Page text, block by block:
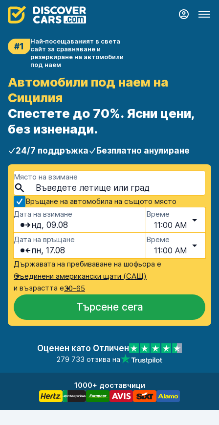
#1
Най‑посещаваният в света
сайт за сравняване и
резервиране на автомобили
под наем
Автомобили под наем на
Сицилия
Спестете до 70%. Ясни цени,
без изненади.
24/7 поддръжка Безплатно анулиране
Място на взимане
Връщане на автомобила на същото място
Дата на взимане
нд, 09.08
Време
11:00 AM
Дата на връщане
пн, 17.08
Време
11:00 AM
Държавата на пребиваване на шофьора е
Съединени американски щати (САЩ)
и възрастта е30-65
Търсене сега
Оценен като Отличен
279 733 отзива на
1000+ доставчици